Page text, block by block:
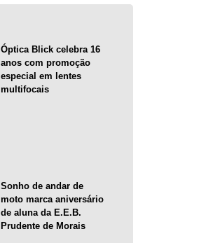
Óptica Blick celebra 16
anos com promoção
especial em lentes
multifocais
Sonho de andar de
moto marca aniversário
de aluna da E.E.B.
Prudente de Morais